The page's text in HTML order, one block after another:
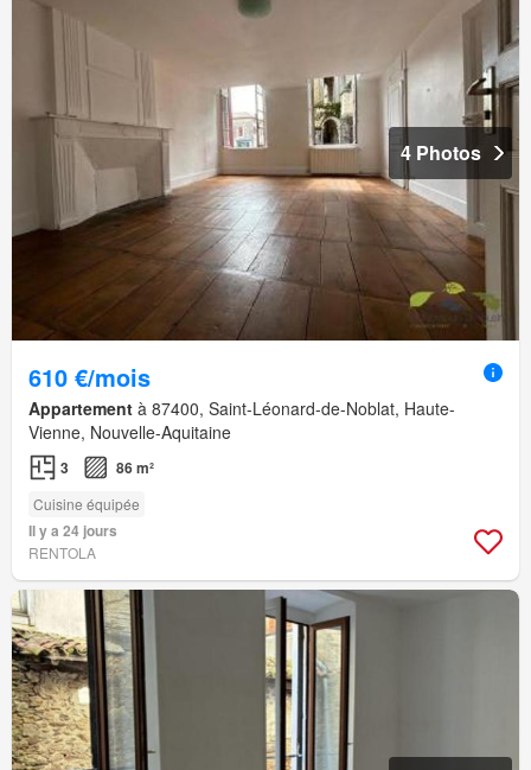
4 Photos
610 €/mois
Appartement à 87400, Saint-Léonard-de-Noblat, Haute-
Vienne, Nouvelle-Aquitaine
3 86 m²
Cuisine équipée
Il y a 24 jours
RENTOLA